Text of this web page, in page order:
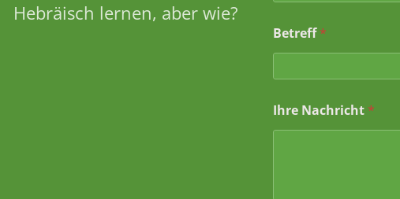
Hebräisch lernen, aber wie?
Betreff*
N
a
Ihre Nachricht *